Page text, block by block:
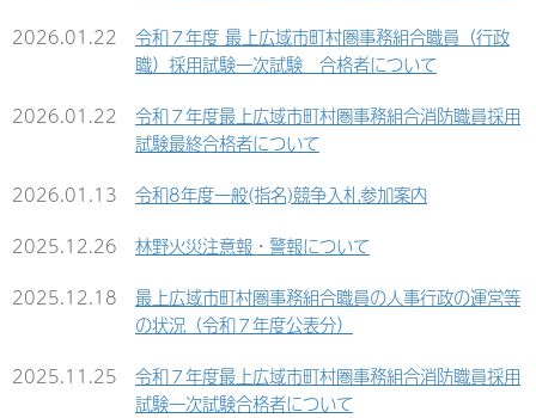
2026.01.22
令和７年度 最上広域市町村圏事務組合職員（行政
職）採用試験一次試験 合格者について
2026.01.22
令和７年度最上広域市町村圏事務組合消防職員採用
試験最終合格者について
2026.01.13
令和8年度一般(指名)競争入札参加案内
2025.12.26
林野火災注意報・警報について
2025.12.18
最上広域市町村圏事務組合職員の人事行政の運営等
の状況（令和７年度公表分）
2025.11.25
令和７年度最上広域市町村圏事務組合消防職員採用
試験一次試験合格者について